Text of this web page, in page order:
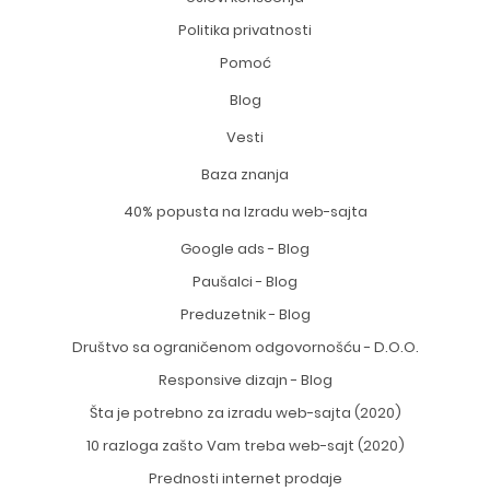
Politika privatnosti
Pomoć
Blog
Vesti
Baza znanja
40% popusta na Izradu web-sajta
Google ads - Blog
Paušalci - Blog
Preduzetnik - Blog
Društvo sa ograničenom odgovornošću - D.O.O.
Responsive dizajn - Blog
Šta je potrebno za izradu web-sajta (2020)
10 razloga zašto Vam treba web-sajt (2020)
Prednosti internet prodaje